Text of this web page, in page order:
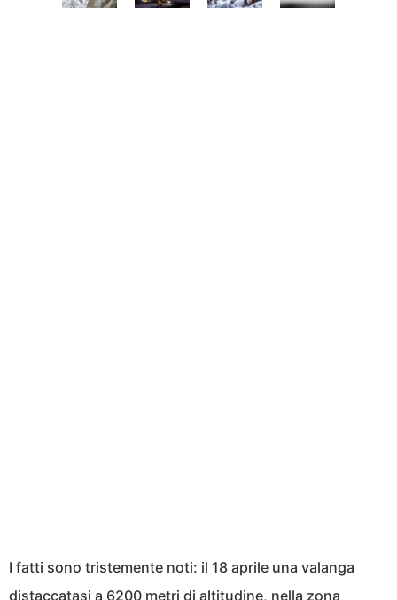
I fatti sono tristemente noti: il 18 aprile una valanga
distaccatasi a 6200 metri di altitudine, nella zona